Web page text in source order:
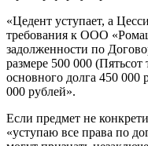
«Цедент уступает, а
требования к ООО
задолженности по
размере 500 000
основного долга 450 000
000 рублей».
Если предмет не
«уступаю все права по